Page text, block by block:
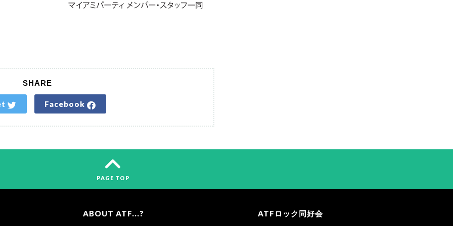
SHARE
Facebook
PAGE TOP
ABOUT ATF...? ATFロック同好会